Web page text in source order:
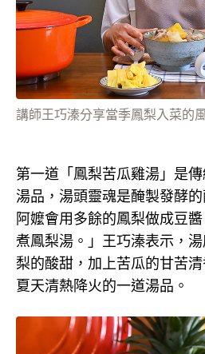
講師王巧溱分享當季鳳梨入菜的
第一道「鳳梨苦瓜雞湯」是
湯品，湯頭靈魂是醃製發酵
阿嬤會用多餘的鳳梨做成豆
煮鳳梨湯。」王巧溱表示，
梨的酸甜，加上苦瓜的甘苦
夏天清熱降火的一道湯品。